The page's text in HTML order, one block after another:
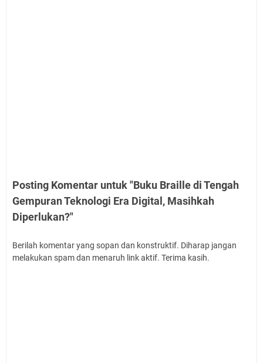
Posting Komentar untuk "Buku Braille di Tengah
Gempuran Teknologi Era Digital, Masihkah
Diperlukan?"
Berilah komentar yang sopan dan konstruktif. Diharap jangan
melakukan spam dan menaruh link aktif. Terima kasih.